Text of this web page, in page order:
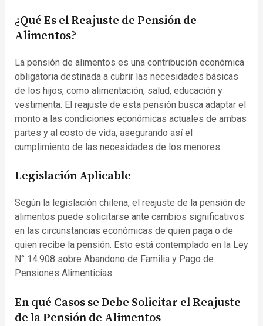
¿Qué Es el Reajuste de Pensión de
Alimentos?
La pensión de alimentos es una contribución económica
obligatoria destinada a cubrir las necesidades básicas
de los hijos, como alimentación, salud, educación y
vestimenta. El reajuste de esta pensión busca adaptar el
monto a las condiciones económicas actuales de ambas
partes y al costo de vida, asegurando así el
cumplimiento de las necesidades de los menores.
Legislación Aplicable
Según la legislación chilena, el reajuste de la pensión de
alimentos puede solicitarse ante cambios significativos
en las circunstancias económicas de quien paga o de
quien recibe la pensión. Esto está contemplado en la Ley
N° 14.908 sobre Abandono de Familia y Pago de
Pensiones Alimenticias.
En qué Casos se Debe Solicitar el Reajuste
de la Pensión de Alimentos